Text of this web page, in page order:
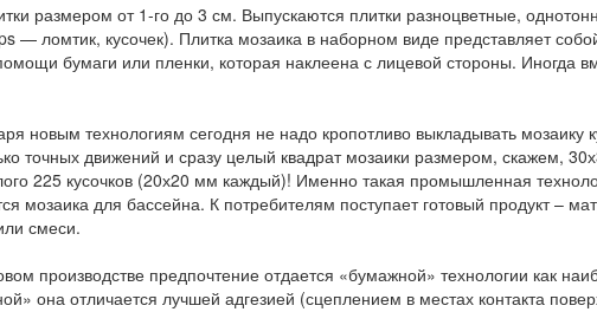
размером от 1-го до 3 см. Выпускаются плитки разноцветные,
— ломтик, кусочек). Плитка мозаика в наборном виде представляет
бумаги или пленки, которая наклеена с лицевой стороны. Иногда
новым технологиям сегодня не надо кропотливо выкладывать мозаику
точных движений и сразу целый квадрат мозаики размером, скажем,
225 кусочков (20х20 мм каждый)! Именно такая промышленная
мозаика для бассейна. К потребителям поступает готовый продукт –
смеси.
производстве предпочтение отдается «бумажной» технологии как
она отличается лучшей адгезией (сцеплением в местах контакта